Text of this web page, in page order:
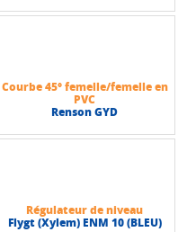
Courbe 45° femelle/femelle en
PVC
Renson GYD
Régulateur de niveau
Flygt (Xylem) ENM 10 (BLEU)